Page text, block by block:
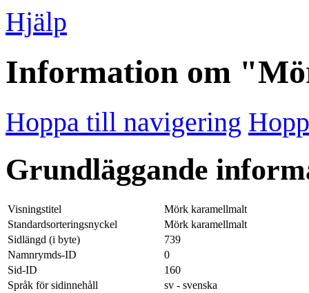
Hjälp
Information om
Hoppa till navigering
Grundläggande
Visningstitel
Mörk karamellmalt
Standardsorteringsnyckel
Mörk karamellmalt
Sidlängd (i byte)
739
Namnrymds-ID
0
Sid-ID
160
Språk för sidinnehåll
sv - svenska